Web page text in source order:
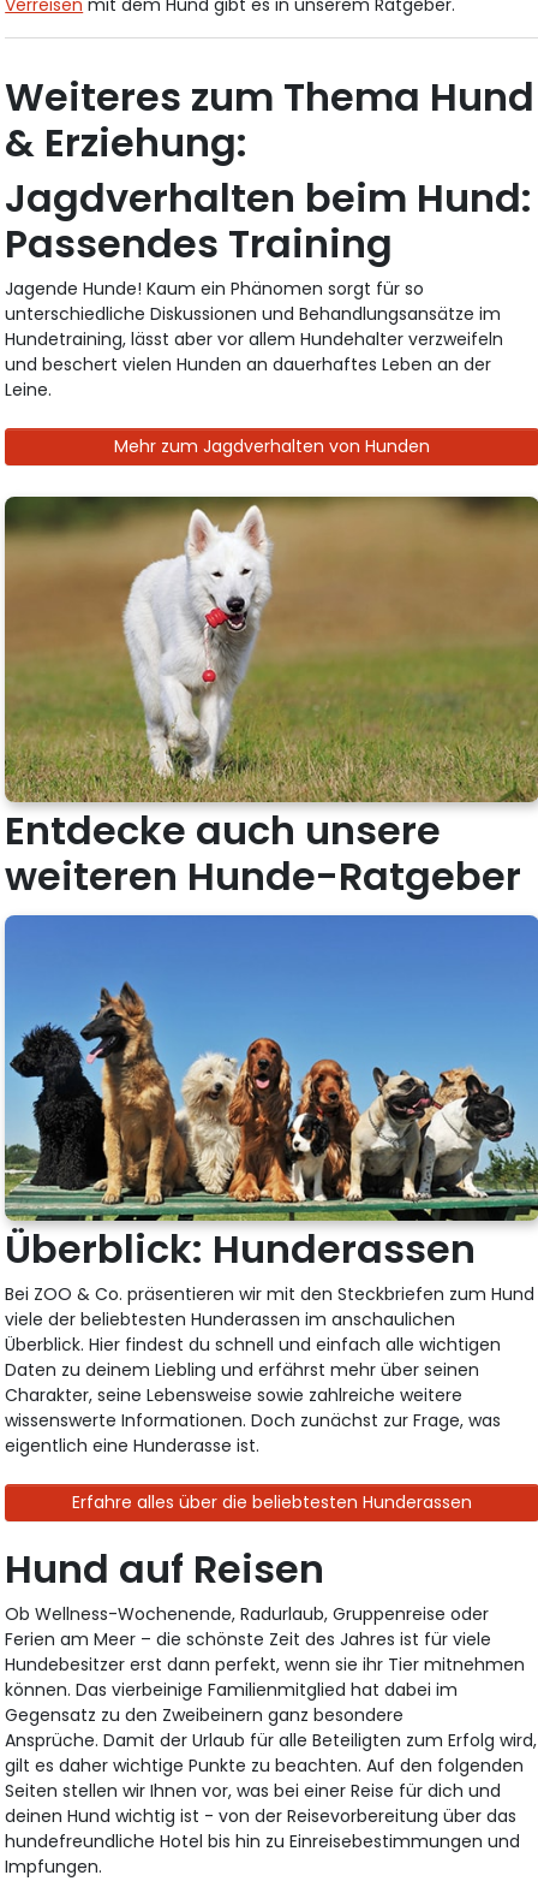
Verreisen mit dem Hund gibt es in unserem Ratgeber.
Weiteres zum Thema Hund
& Erziehung:
Jagdverhalten beim Hund:
Passendes Training
Jagende Hunde! Kaum ein Phänomen sorgt für so
unterschiedliche Diskussionen und Behandlungsansätze im
Hundetraining, lässt aber vor allem Hundehalter verzweifeln
und beschert vielen Hunden an dauerhaftes Leben an der
Leine.
Mehr zum Jagdverhalten von Hunden
Entdecke auch unsere
weiteren Hunde-Ratgeber
Überblick: Hunderassen
Bei ZOO & Co. präsentieren wir mit den Steckbriefen zum Hund
viele der beliebtesten Hunderassen im anschaulichen
Überblick. Hier findest du schnell und einfach alle wichtigen
Daten zu deinem Liebling und erfährst mehr über seinen
Charakter, seine Lebensweise sowie zahlreiche weitere
wissenswerte Informationen. Doch zunächst zur Frage, was
eigentlich eine Hunderasse ist.
Erfahre alles über die beliebtesten Hunderassen
Hund auf Reisen
Ob Wellness-Wochenende, Radurlaub, Gruppenreise oder
Ferien am Meer – die schönste Zeit des Jahres ist für viele
Hundebesitzer erst dann perfekt, wenn sie ihr Tier mitnehmen
können. Das vierbeinige Familienmitglied hat dabei im
Gegensatz zu den Zweibeinern ganz besondere
Ansprüche. Damit der Urlaub für alle Beteiligten zum Erfolg wird,
gilt es daher wichtige Punkte zu beachten. Auf den folgenden
Seiten stellen wir Ihnen vor, was bei einer Reise für dich und
deinen Hund wichtig ist - von der Reisevorbereitung über das
hundefreundliche Hotel bis hin zu Einreisebestimmungen und
Impfungen.